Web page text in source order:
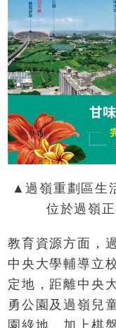
▲過嶺重劃區生
位於過嶺
教育資源方面，
中央大學輔導立
定地，距離中央
勇公園及過嶺兒
園綠地，加上棋